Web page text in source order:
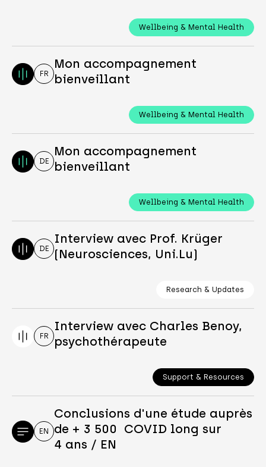
Wellbeing & Mental Health
FR
Mon accompagnement
bienveillant
Wellbeing & Mental Health
DE
Mon accompagnement
bienveillant
Wellbeing & Mental Health
DE
Interview avec Prof. Krüger
(Neurosciences, Uni.Lu)
Research & Updates
FR
Interview avec Charles Benoy,
psychothérapeute
Support & Resources
EN
Conclusions d'une étude auprès
de + 3 500 COVID long sur
4 ans / EN